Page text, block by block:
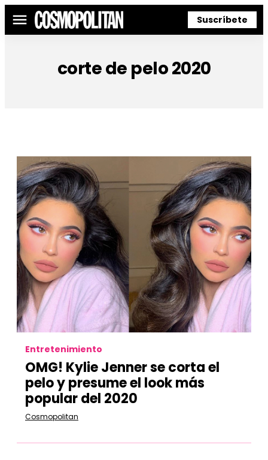
Menú Suscríbete
corte de pelo 2020
Entretenimiento
OMG! Kylie Jenner se corta el
pelo y presume el look más
popular del 2020
Cosmopolitan